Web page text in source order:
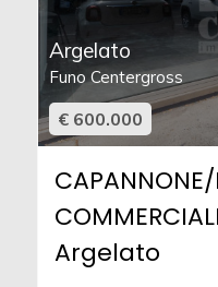
Argelato
Funo Centergross
€ 600.000
CAPANNONE/
Argelato